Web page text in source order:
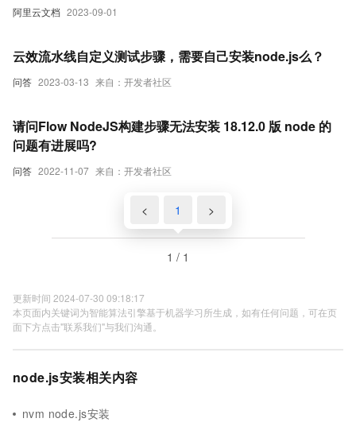
阿里云文档 2023-09-01
问答 2023-03-13 来自：开发者社区
云效流水线自定义测试步骤，需要自己安装node.js么？
问答 2022-11-07 来自：开发者社区
请问Flow NodeJS构建步骤无法安装 18.12.0 版 node 的
问题有进展吗?
< 1 >
1 / 1
更新时间 2024-07-30 09:18:17
本页面内关键词为智能算法引擎基于机器学习所生成，如有任何问题，可在页
面下方点击"联系我们"与我们沟通。
node.js安装相关内容
nvm node.js安装